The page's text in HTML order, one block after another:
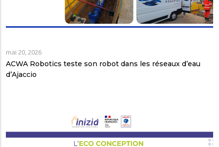
mai 20, 2026
ACWA Robotics teste son robot dans les réseaux d’eau
d’Ajaccio